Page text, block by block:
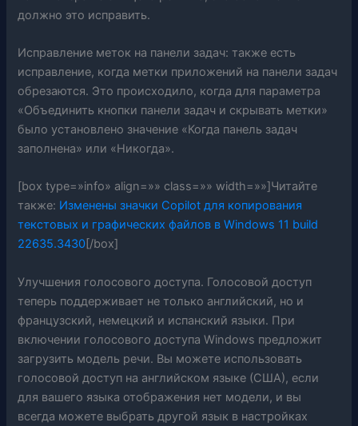
должно это исправить.
Исправление меток на панели задач: также есть
исправление, когда метки приложений на панели задач
обрезаются. Это происходило, когда для параметра
«Объединить кнопки панели задач и скрывать метки»
было установлено значение «Когда панель задач
заполнена» или «Никогда».
[box type=»info» align=»» class=»» width=»»]Читайте
также: Изменены значки Copilot для копирования
текстовых и графических файлов в Windows 11 build
22635.3430 [/box]
Улучшения голосового доступа. Голосовой доступ
теперь поддерживает не только английский, но и
французский, немецкий и испанский языки. При
включении голосового доступа Windows предложит
загрузить модель речи. Вы можете использовать
голосовой доступ на английском языке (США), если
для вашего языка отображения нет модели, и вы
всегда можете выбрать другой язык в настройках